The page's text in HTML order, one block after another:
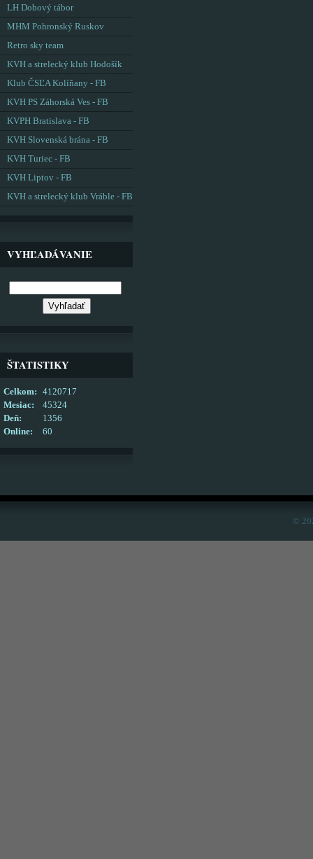
LH Dobový tábor
MHM Pohronský Ruskov
Retro sky team
KVH a strelecký klub Hodošík
Klub ČSĽA Kolíňany - FB
KVH PS Záhorská Ves - FB
KVPH Bratislava - FB
KVH Slovenská brána - FB
KVH Turiec - FB
KVH Liptov - FB
KVH a strelecký klub Vráble - FB
VYHĽADÁVANIE
ŠTATISTIKY
Online: 60
Celkom:
4120717
Mesiac:
45324
Deň:
1356
©